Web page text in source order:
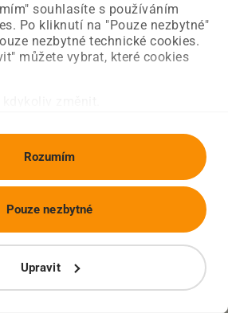
souhlasíte s používáním
Po kliknutí na "Pouze nezbytné"
nezbytné technické cookies.
můžete vybrat, které cookies
Rozumím
Upravit
Pouze nezbytné
Úvodní strana